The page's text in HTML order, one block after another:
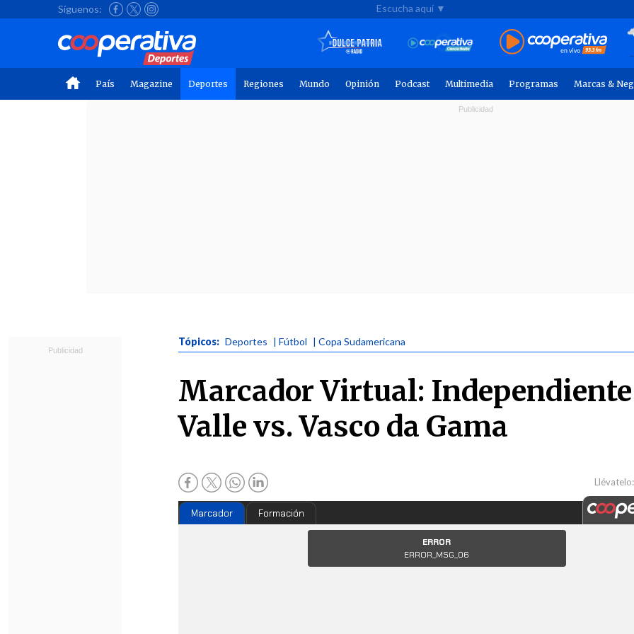
Síguenos: Escucha aquí ▼
País Magazine Deportes Regiones Mundo Opinión Podcast Multimedia Programas Marcas &
Tópicos: Deportes | Fútbol | Copa Sudamericana
Marcador Virtual:
Valle vs. Vasco da Gama
Llévatelo:
Marcador Formación